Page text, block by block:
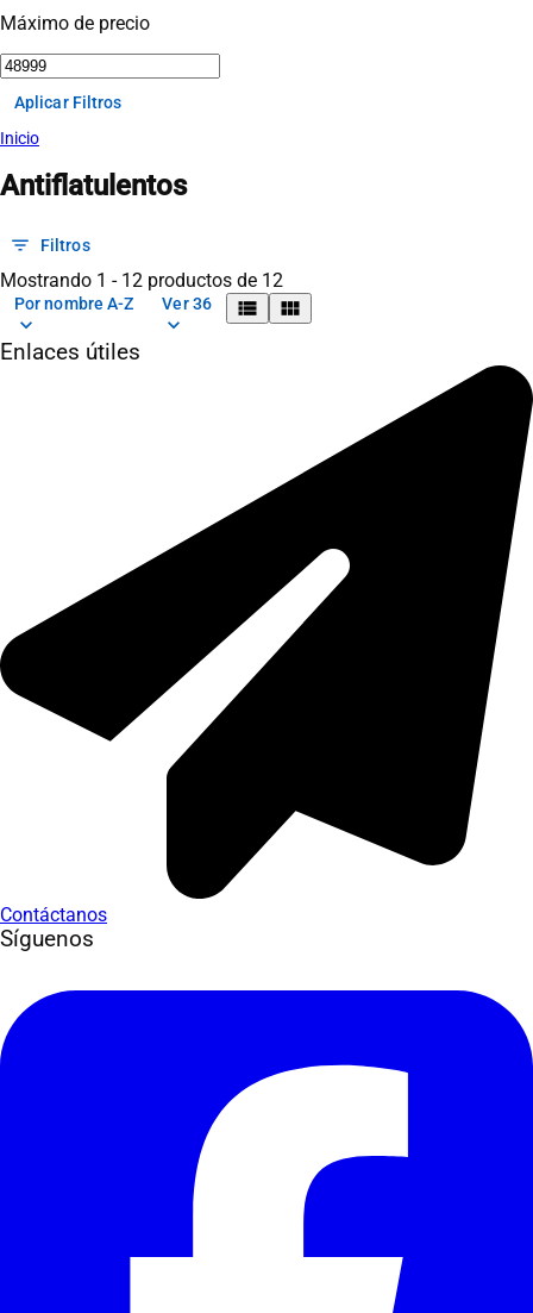
Máximo de precio
Aplicar Filtros
Inicio
Antiflatulentos
filter_list Filtros
Mostrando 1 - 12 productos de 12
Por nombre A-Z
keyboard_arrow_down
Ver 36
keyboard_arrow_down
view_list view_module
Enlaces útiles
Contáctanos
Síguenos